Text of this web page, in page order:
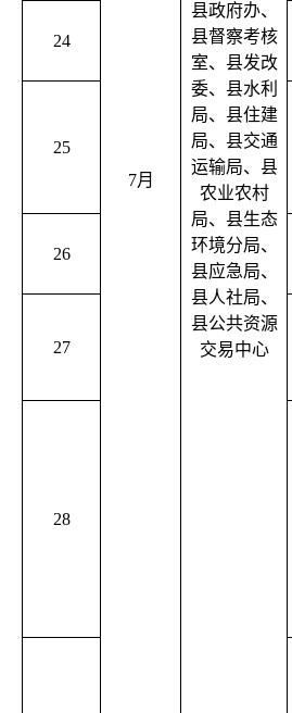
7月
县政府办、
县督察考核
室、县发改
委、县水利
局、县住建
局、县交通
运输局、县
农业农村
局、县生态
环境分局、
县应急局、
县人社局、
县公共资源
交易中心
24
25
26
27
28